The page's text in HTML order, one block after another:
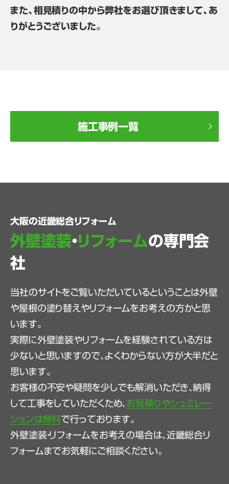
また、相見積りの中から弊社をお選び頂きまして、あ
りがとうございました。
施工事例一覧
大阪の近畿総合リフォーム
外壁塗装・リフォームの専門会
社
当社のサイトをご覧いただいているということは外壁
や屋根の塗り替えやリフォームをお考えの方かと思
います。
実際に外壁塗装やリフォームを経験されている方は
少ないと思いますので、よくわからない方が大半だと
思います。
お客様の不安や疑問を少しでも解消いただき、納得
して工事をしていただくため、 お見積りやシュミレー
ションは無料で行っております。
外壁塗装・リフォームをお考えの場合は、近畿総合リ
フォームまでお気軽にご相談ください。